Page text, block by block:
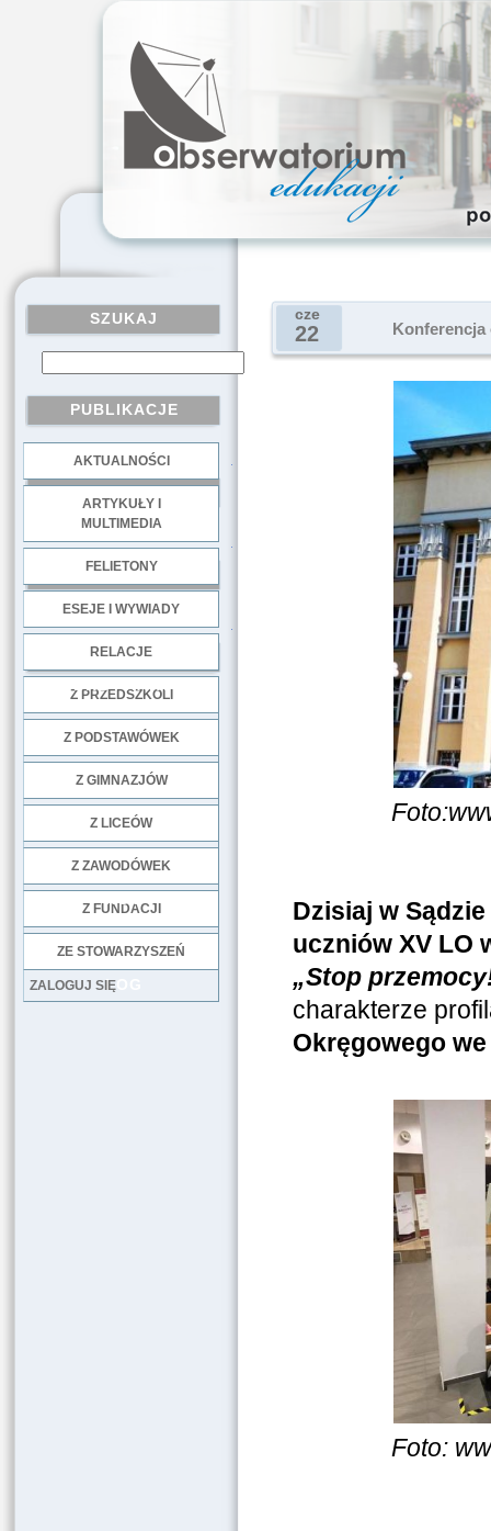
SZUKAJ
PUBLIKACJE
AKTUALNOŚCI
ARTYKUŁY I
MULTIMEDIA
FELIETONY
ESEJE I WYWIADY
RELACJE
Z PRZEDSZKOLI
Z PODSTAWÓWEK
Z GIMNAZJÓW
Z LICEÓW
Z ZAWODÓWEK
Z FUNDACJI
ZE STOWARZYSZEŃ
LOG
ZALOGUJ SIĘ
cze
22
Dzisiaj w
uczniów XV LO
„Stop
charakterze
Okręgowego
Foto: